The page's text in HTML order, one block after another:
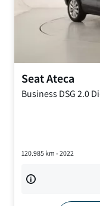
SeatAteca
Business DSG2.0
120.985km - 2022